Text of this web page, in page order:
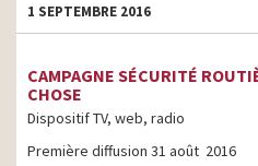
1 SEPTEMBRE 2016
CAMPAGNE SÉCURITÉ
CHOSE
Dispositif TV, web, radio
Première diffusion 31 août 2016